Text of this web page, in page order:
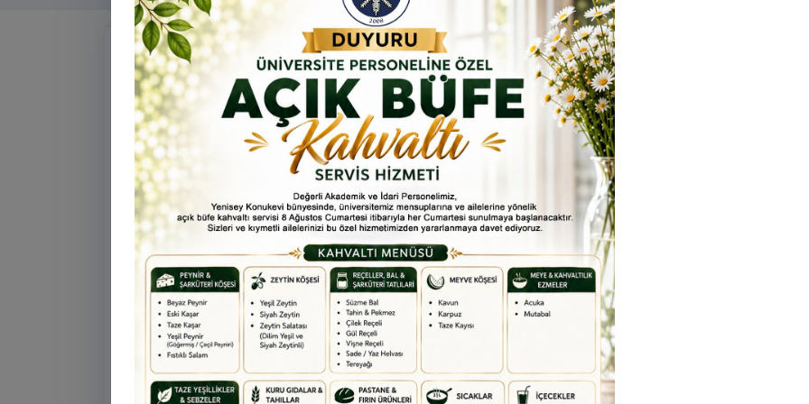
Türkiye Şampiyonası, 30-31
Temmuz 2026 tarihlerinde
Ardahan Üniversitesi Yenisey
Yerleşkesi ev sahipliğinde
tamamlandı.
Duyurular Tümü
Öne çıkan ÖNEMLI ÖĞRENCI
31 Temmuz 2026
Üniversitemize Yeni Kayıt Yaptıracak
Öğrencilerin Dikkatine!
Üniversitemize yeni kayıt yaptıracak
öğrencilerimiz kayıt ve genel bilgi almak için
0478 211 75 75 Dahili: 1913 nolu telefondan
ulaşabilirsiniz.
Öne çıkan BILGILENDIRME PERSONEL
16 Temmuz 2026
Uygulamalı Proje Yazma Eğitimi
Değerli Akademisyenlerimiz, Üniversitemiz
Etkinlikler